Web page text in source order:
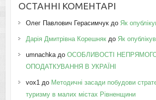
ОСТАННІ КОМЕНТАРІ
Олег Павлович Герасимчукдо Як
Дарія Дмитрівна Корешнякдо Як
umnachkaдо ОСОБЛИВОСТІ
ОПОДАТКУВАННЯ В УКРАЇНІ
vox1до Методичні засади побудови
туризму в малих містах Рівненщини